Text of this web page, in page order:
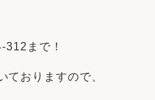
まで！
ておりますので、